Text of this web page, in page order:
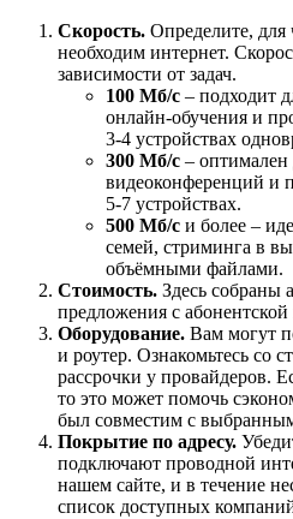
Скорость. Определите, для
необходим интернет.
зависимости от задач.
100 Мб/с – подходит
онлайн-обучения и
3-4 устройствах
300 Мб/с – оптимален
видеоконференций и
5-7 устройствах.
500 Мб/с и более –
семей, стриминга в
объёмными файлами.
Стоимость. Здесь собраны
предложения с
Оборудование. Вам могут
и роутер. Ознакомьтесь со
рассрочки у провайдеров.
то это может помочь
был совместим с
Покрытие по адресу.
подключают проводной
нашем сайте, и в течение
список доступных